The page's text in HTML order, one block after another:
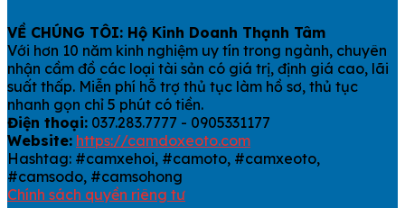
VỀ CHÚNG TÔI: Hộ Kinh Doanh Thạnh Tâm
Với hơn 10 năm kinh nghiệm uy tín trong ngành, chuyên
nhận cầm đồ các loại tài sản có giá trị, định giá cao, lãi
suất thấp. Miễn phí hỗ trợ thủ tục làm hồ sơ, thủ tục
nhanh gọn chỉ 5 phút có tiền.
Điện thoại: 037.283.7777 - 0905331177
Website: https://camdoxeoto.com
Hashtag: #camxehoi, #camoto, #camxeoto,
#camsodo, #camsohong
Chính sách quyền riêng tư